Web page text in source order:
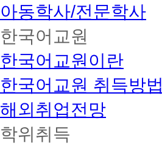
아동학사/전문학사
한국어교원
한국어교원이란
한국어교원 취득방법
해외취업전망
학위취득